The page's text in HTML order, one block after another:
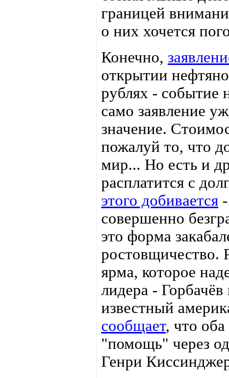
границей
о них хочется
Конечно,
открытии
рублях - событие
само заявление
значение.
пожалуй то, что
мир... Но есть и
расплатится с
этого добивается
совершенно
это форма
ростовщичество.
ярма, которое
лидера -
известный
сообщает, что
"помощь" через
Генри